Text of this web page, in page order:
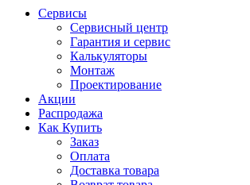
Сервисы
Сервисный центр
Гарантия и сервис
Калькуляторы
Монтаж
Проектирование
Акции
Распродажа
Как Купить
Заказ
Оплата
Доставка товара